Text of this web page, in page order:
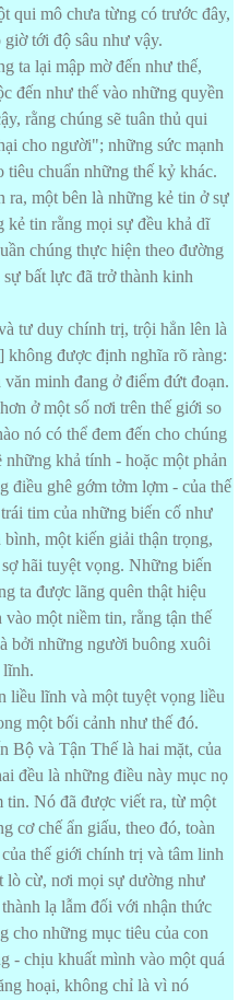
qui mô chưa từng có trước đây,
tới độ sâu như vậy.
ta lại mập mờ đến như thế,
đến như thế vào những quyền
rằng chúng sẽ tuân thủ qui
cho người"; những sức mạnh
tiêu chuẩn những thế kỷ khác.
ra, một bên là những kẻ tin ở sự
kẻ tin rằng mọi sự đều khả dĩ
chúng thực hiện theo đường
bất lực đã trở thành kinh
tư duy chính trị, trội hẳn lên là
không được định nghĩa rõ ràng:
minh đang ở điểm đứt đoạn.
ở một số nơi trên thế giới so
nó có thể đem đến cho chúng
khả tính - hoặc một phản
điều ghê gớm tởm lợm - của thế
tim của những biến cố như
một kiến giải thận trọng,
hãi tuyệt vọng. Những biến
ta được lãng quên thật hiệu
một niềm tin, rằng tận thế
bởi những người buông xuôi
lĩnh.
liều lĩnh và một tuyệt vọng liều
một bối cảnh như thế đó.
Bộ và Tận Thế là hai mặt, của
đều là những điều này mục nọ
tin. Nó đã được viết ra, từ một
cơ chế ẩn giấu, theo đó, toàn
thế giới chính trị và tâm linh
lò cừ, nơi mọi sự dường như
lạ lẫm đối với nhận thức
cho những mục tiêu của con
- chịu khuất mình vào một quá
hoại, không chỉ là vì nó